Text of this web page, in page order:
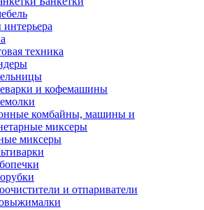
техника
и кофемашины
комбайны, машины и
миксеры
миксеры
и отпариватели